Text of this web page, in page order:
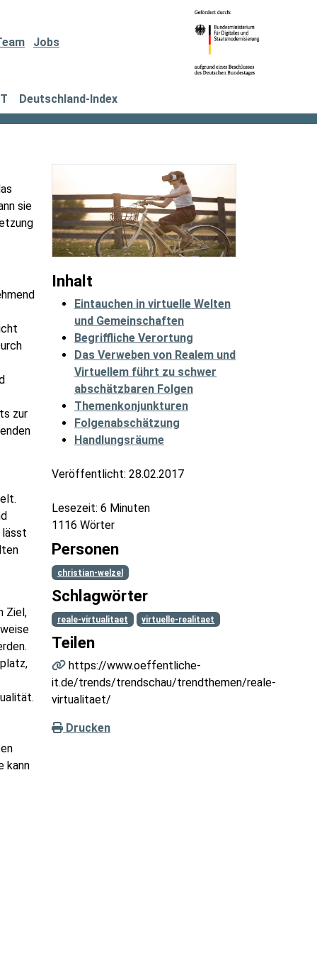
Jobs
Deutschland-Index
sie
zur
lässt
Ziel,
kann
Inhalt
Eintauchen in virtuelle Welten
und Gemeinschaften
Begriffliche Verortung
Das Verweben von Realem und
Virtuellem führt zu schwer
abschätzbaren Folgen
Themenkonjunkturen
Folgenabschätzung
Handlungsräume
Veröffentlicht: 28.02.2017
Lesezeit: 6 Minuten
1116 Wörter
Personen
christian-welzel
Schlagwörter
reale-virtualitaet virtuelle-realitaet
Teilen
https://www.oeffentliche-
it.de/trends/trendschau/trendthemen/reale-
virtualitaet/
Drucken